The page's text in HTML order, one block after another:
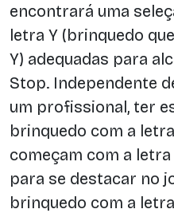
encontrará uma
letra Y (brinquedo
Y) adequadas para
Stop. Independente
um profissional, ter
brinquedo com a
começam com a
para se destacar no
brinquedo com a